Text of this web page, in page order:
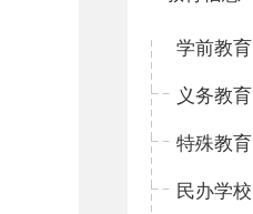
学前教育
义务教育
特殊教育
民办学校